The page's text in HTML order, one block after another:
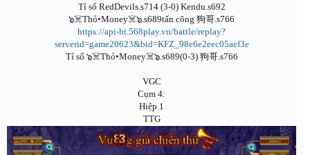
Tỉ số RedDevils.s714 (3-0) Kendu.s692
๖☠️Thỏ•Money☠️๖.s689tấn công 狗哥.s766
https://api-ht.568play.vn/battle/replay?
serverid=game20623&bid=KFZ_98e6e2eec05aef3e
Tỉ số ๖☠️Thỏ•Money☠️๖.s689(0-3) 狗哥.s766
VGC
Cụm 4:
Hiệp 1
TTG